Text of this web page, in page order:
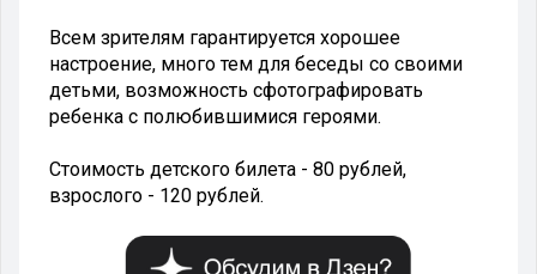
Всем зрителям гарантируется хорошее
настроение, много тем для беседы со своими
детьми, возможность сфотографировать
ребенка с полюбившимися героями.
Стоимость детского билета - 80 рублей,
взрослого - 120 рублей.